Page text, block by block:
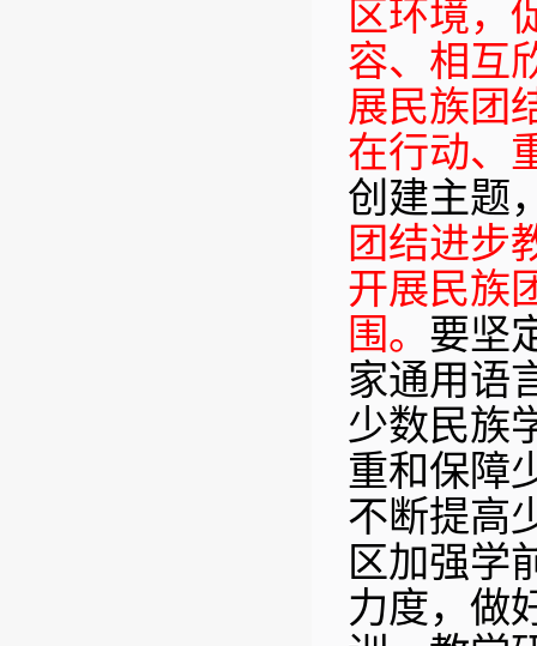
区环境，
容、相互
展民族团
在行动、
创建主题
团结进步
开展民族
围。 要坚
家通用语
少数民族
重和保障
不断提高
区加强学
力度，做